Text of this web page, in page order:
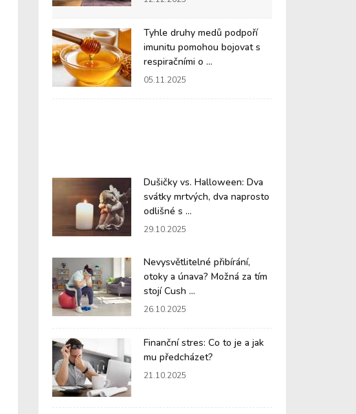
Tyhle druhy medů podpoří
imunitu pomohou bojovat s
respiračními o ...
05.11.2025
Dušičky vs. Halloween: Dva
svátky mrtvých, dva naprosto
odlišné s ...
29.10.2025
Nevysvětlitelné přibírání,
otoky a únava? Možná za tím
stojí Cush ...
26.10.2025
Finanční stres: Co to je a jak
mu předcházet?
21.10.2025